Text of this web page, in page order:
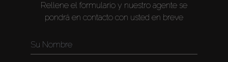
Rellene el formulario y nuestro agente se
pondrá en contacto con usted en breve